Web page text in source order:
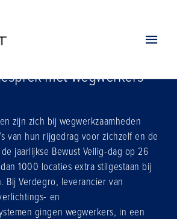
met wegwerkers
zijn zich bij wegwerkzaamheden
van hun rijgedrag voor zichzelf en de
jaarlijkse Bewust Veilig-dag op 26
1000 locaties extra stilgestaan bij
Bij Verdegro, leverancier van
en
gingen wegwerkers, in een